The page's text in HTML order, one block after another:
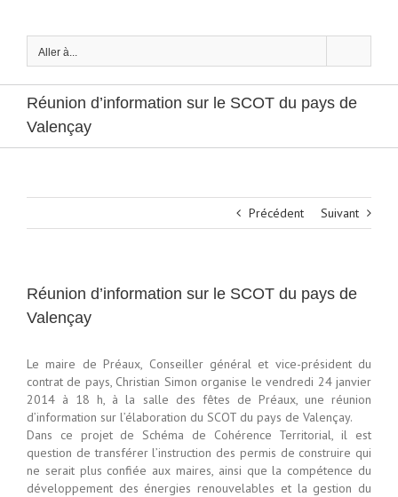
Aller à...
Réunion d’information sur le SCOT du pays de
Valençay
Précédent Suivant
Réunion d’information sur le SCOT du pays de
Valençay
Le maire de Préaux, Conseiller général et vice-président du
contrat de pays, Christian Simon organise le vendredi 24 janvier
2014 à 18 h, à la salle des fêtes de Préaux, une réunion
d’information sur l’élaboration du SCOT du pays de Valençay.
Dans ce projet de Schéma de Cohérence Territorial, il est
question de transférer l’instruction des permis de construire qui
ne serait plus confiée aux maires, ainsi que la compétence du
développement des énergies renouvelables et la gestion du